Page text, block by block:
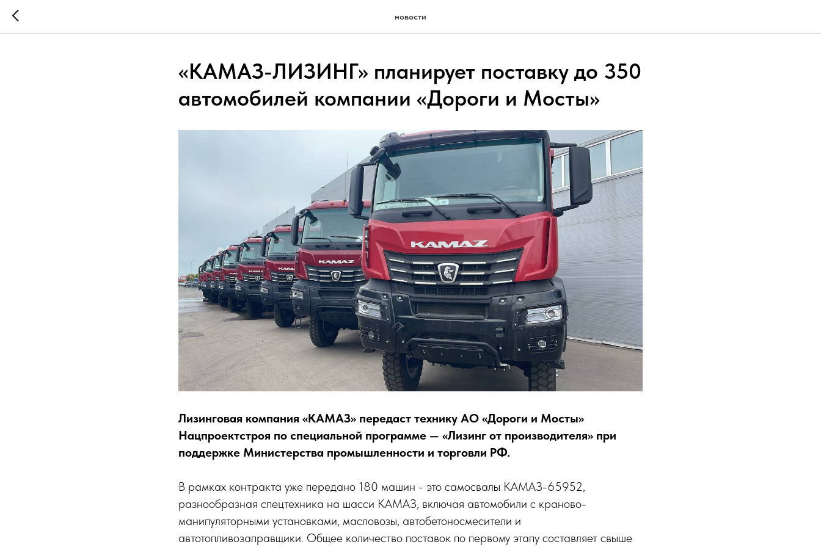
новости
«КАМАЗ-ЛИЗИНГ» планирует поставку до 350
автомобилей компании «Дороги и Мосты»
Лизинговая компания «КАМАЗ» передаст технику АО «Дороги и Мосты»
Нацпроектстроя по специальной программе — «Лизинг от производителя» при
поддержке Министерства промышленности и торговли РФ.
В рамках контракта уже передано 180 машин - это самосвалы КАМАЗ-65952,
разнообразная спецтехника на шасси КАМАЗ, включая автомобили с краново-
манипуляторными установками, масловозы, автобетоносмесители и
автотопливозаправщики. Общее количество поставок по первому этапу составляет свыше